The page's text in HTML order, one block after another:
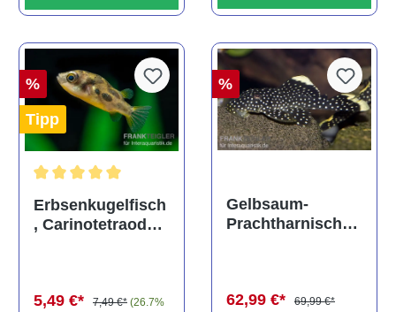
%
Tipp
Durchschnittliche Bewertung von 5 von 5 Sternen
Erbsenkugelfisch
, Carinotetraodon
5,49 €* 7,49 €* (26.7%
%
Gelbsaum-
Prachtharnischw
62,99 €*
69,99 €*